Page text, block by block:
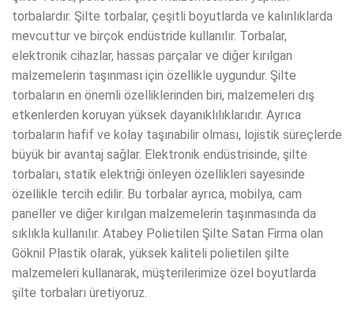
torbalardır. Şilte torbalar, çeşitli boyutlarda ve kalınlıklarda
mevcuttur ve birçok endüstride kullanılır. Torbalar,
elektronik cihazlar, hassas parçalar ve diğer kırılgan
malzemelerin taşınması için özellikle uygundur. Şilte
torbaların en önemli özelliklerinden biri, malzemeleri dış
etkenlerden koruyan yüksek dayanıklılıklarıdır. Ayrıca
torbaların hafif ve kolay taşınabilir olması, lojistik süreçlerde
büyük bir avantaj sağlar. Elektronik endüstrisinde, şilte
torbaları, statik elektriği önleyen özellikleri sayesinde
özellikle tercih edilir. Bu torbalar ayrıca, mobilya, cam
paneller ve diğer kırılgan malzemelerin taşınmasında da
sıklıkla kullanılır. Atabey Polietilen Şilte Satan Firma olan
Göknil Plastik olarak, yüksek kaliteli polietilen şilte
malzemeleri kullanarak, müşterilerimize özel boyutlarda
şilte torbaları üretiyoruz.